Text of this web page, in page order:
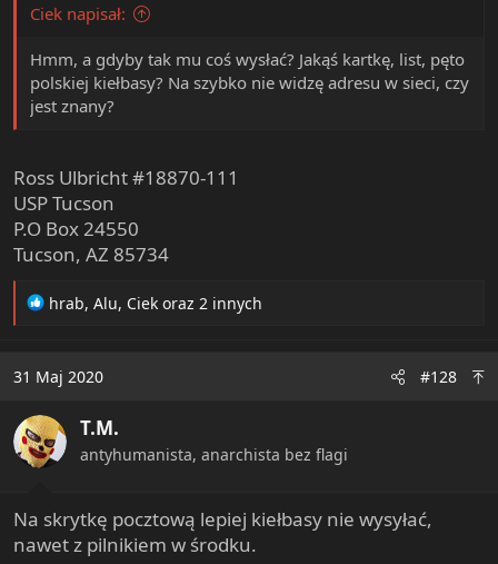
Ciek napisał:
Hmm, a gdyby tak mu coś wysłać? Jakąś kartkę, list, pęto
polskiej kiełbasy? Na szybko nie widzę adresu w sieci, czy
jest znany?
Ross Ulbricht #18870-111
USP Tucson
P.O Box 24550
Tucson, AZ 85734
R
t
o
n
hrab, Alu, Ciek oraz 2 innych
31 Maj 2020 #128
T.M.
antyhumanista, anarchista bez flagi
Na skrytkę pocztową lepiej kiełbasy nie wysyłać,
nawet z pilnikiem w środku.